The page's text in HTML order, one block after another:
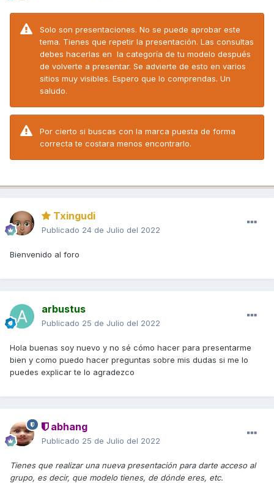
Solo son presentaciones. No se puede aprobar este
tema. Tienes que repetir la presentación. Las consultas
debes hacerlas en la categoría de tu modelo después
de volverte a presentar. Se advierte de esto en varios
sitios muy visibles. Espero que lo comprendas. Un
saludo.
Por cierto si buscas con la marca puesta de forma
correcta te costara menos encontrarlo.
Txingudi
Publicado 24 de Julio del 2022
Bienvenido al foro
arbustus
Publicado 25 de Julio del 2022
Hola buenas soy nuevo y no sé cómo hacer para presentarme
bien y como puedo hacer preguntas sobre mis dudas si me lo
puedes explicar te lo agradezco
abhang
Publicado 25 de Julio del 2022
Tienes que realizar una nueva presentación para darte acceso al
grupo, es decir, que modelo tienes, de dónde eres, etc.